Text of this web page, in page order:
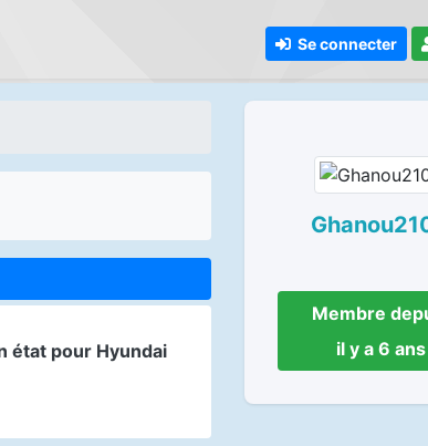
Se connecter
Membre
il y a 6 ans